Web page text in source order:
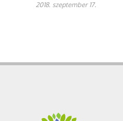
2018. szeptember 17.